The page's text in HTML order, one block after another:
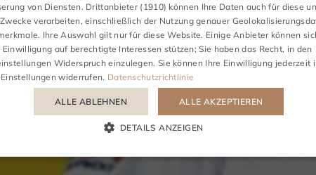
TREFFEN
Kurt Scheller
von Diensten. Drittanbieter (1910) können Ihre Daten auch für diese
verarbeiten, einschließlich der Nutzung genauer
Ihre Auswahl gilt nur für diese Website. Einige Anbieter können
Einwilligung auf berechtigte Interessen stützen; Sie haben das Recht, in den
Widerspruch einzulegen. Sie können Ihre Einwilligung jederzeit
widerrufen. Datenschutzrichtlinie
ALLE AKZEPTIEREN
ALLE ABLEHNEN
DETAILS ANZEIGEN